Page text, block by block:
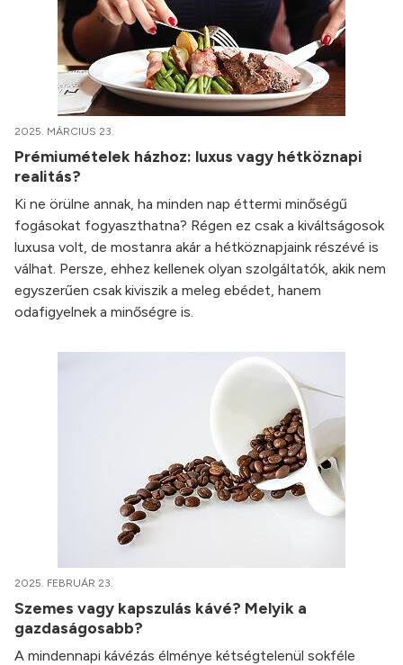
2025. MÁRCIUS 23.
Prémiumételek házhoz: luxus vagy hétköznapi
realitás?
Ki ne örülne annak, ha minden nap éttermi minőségű
fogásokat fogyaszthatna? Régen ez csak a kiváltságosok
luxusa volt, de mostanra akár a hétköznapjaink részévé is
válhat. Persze, ehhez kellenek olyan szolgáltatók, akik nem
egyszerűen csak kiviszik a meleg ebédet, hanem
odafigyelnek a minőségre is.
2025. FEBRUÁR 23.
Szemes vagy kapszulás kávé? Melyik a
gazdaságosabb?
A mindennapi kávézás élménye kétségtelenül sokféle